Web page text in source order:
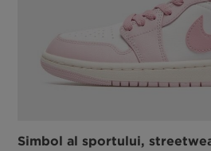
Simbol al sportului,